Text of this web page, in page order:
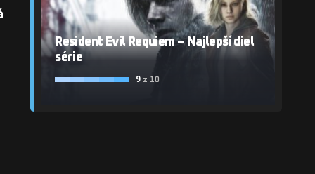
Resident Evil Requiem – Najlepší diel
série
9 z 10